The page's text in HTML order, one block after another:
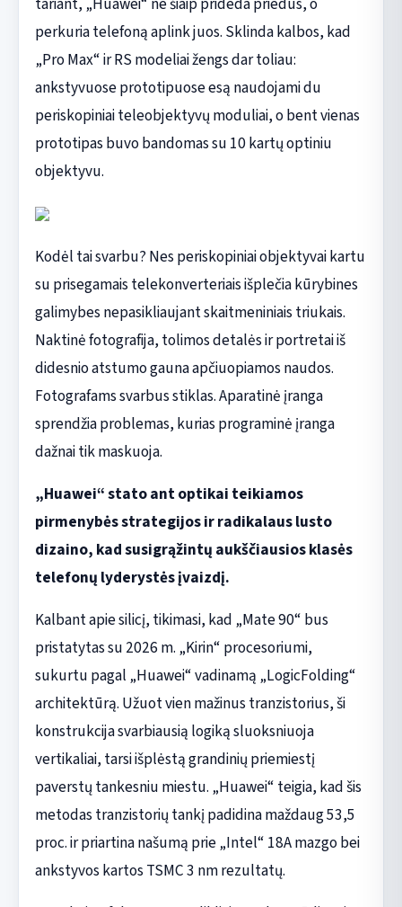
perkuria telefoną aplink juos. Sklinda kalbos, kad
„Pro Max“ ir RS modeliai žengs dar toliau:
ankstyvuose prototipuose esą naudojami du
periskopiniai teleobjektyvų moduliai, o bent vienas
prototipas buvo bandomas su 10 kartų optiniu
objektyvu.
Kodėl tai svarbu? Nes periskopiniai objektyvai kartu
su prisegamais telekonverteriais išplečia kūrybines
galimybes nepasikliaujant skaitmeniniais triukais.
Naktinė fotografija, tolimos detalės ir portretai iš
didesnio atstumo gauna apčiuopiamos naudos.
Fotografams svarbus stiklas. Aparatinė įranga
sprendžia problemas, kurias programinė įranga
dažnai tik maskuoja.
„Huawei“ stato ant optikai teikiamos
pirmenybės strategijos ir radikalaus lusto
dizaino, kad susigrąžintų aukščiausios klasės
telefonų lyderystės įvaizdį.
Kalbant apie silicį, tikimasi, kad „Mate 90“ bus
pristatytas su 2026 m. „Kirin“ procesoriumi,
sukurtu pagal „Huawei“ vadinamą „LogicFolding“
architektūrą. Užuot vien mažinus tranzistorius, ši
konstrukcija svarbiausią logiką sluoksniuoja
vertikaliai, tarsi išplėstą grandinių priemiestį
paverstų tankesniu miestu. „Huawei“ teigia, kad šis
metodas tranzistorių tankį padidina maždaug 53,5
proc. ir priartina našumą prie „Intel“ 18A mazgo bei
ankstyvos kartos TSMC 3 nm rezultatų.